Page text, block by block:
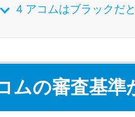
4 アコムはブラックだ
ムの審査基準